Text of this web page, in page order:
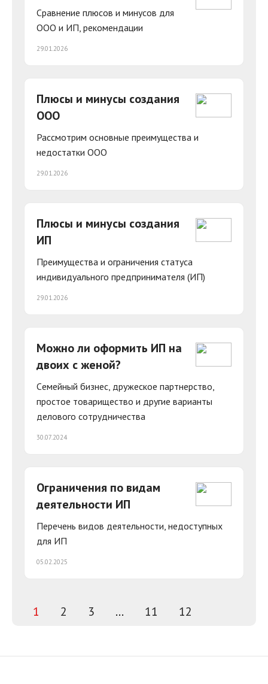
Сравнение плюсов и минусов для
ООО и ИП, рекомендации
29.01.2026
Плюсы и минусы создания
ООО
Рассмотрим основные преимущества и
недостатки ООО
29.01.2026
Плюсы и минусы создания
ИП
Преимущества и ограничения статуса
индивидуального предпринимателя (ИП)
29.01.2026
Можно ли оформить ИП на
двоих с женой?
Cемейный бизнес, дружеское партнерство,
простое товарищество и другие варианты
делового сотрудничества
30.07.2024
Ограничения по видам
деятельности ИП
Перечень видов деятельности, недоступных
для ИП
05.02.2025
1 2 3 ... 11 12